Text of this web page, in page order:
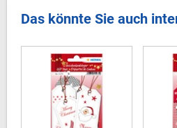
Das könnte Sie auch